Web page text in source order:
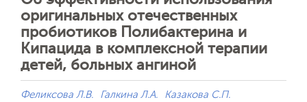
оригинальных отечественных
пробиотиков Полибактерина и
Кипацида в комплексной терапии
детей, больных ангиной
Феликсова Л.В. Галкина Л.А.
Казакова С.П.